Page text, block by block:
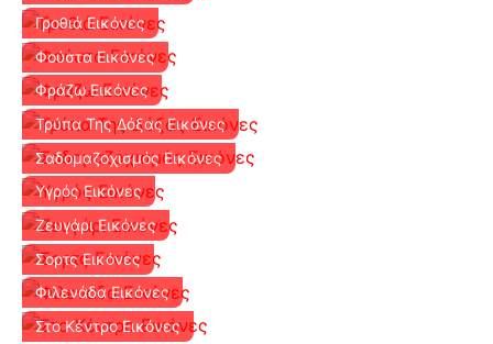
Γροθιά Εικόνες
Φούστα Εικόνες
Φράζω Εικόνες
Τρύπα Της Δόξας Εικόνες
Σαδομαζοχισμός Εικόνες
Υγρός Εικόνες
Ζευγάρι Εικόνες
Σορτς Εικόνες
Φιλενάδα Εικόνες
Στο Κέντρο Εικόνες